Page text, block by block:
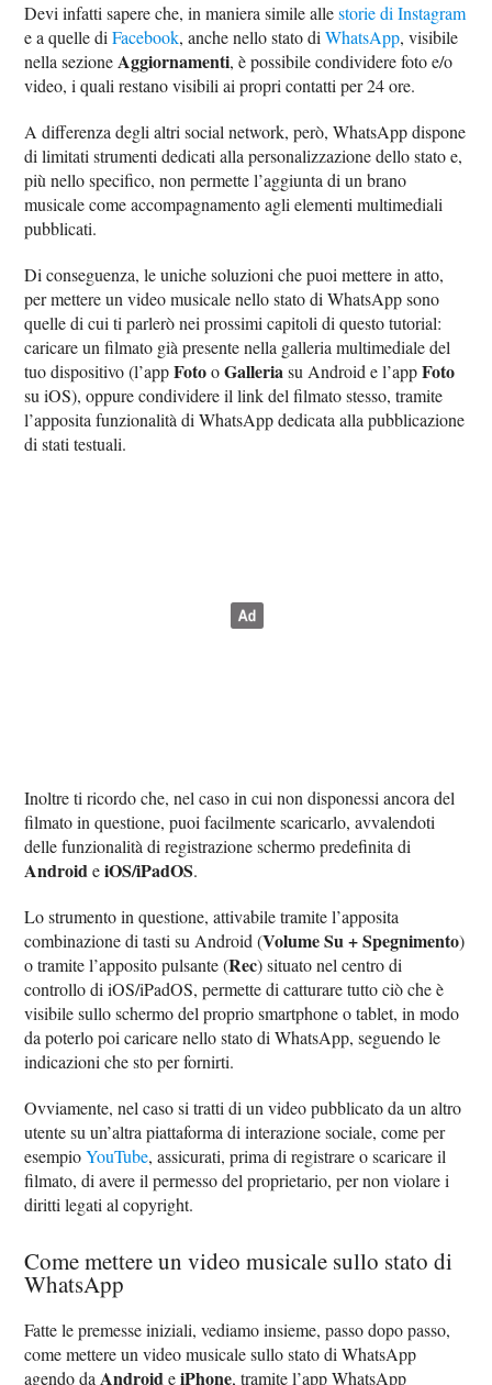
Devi infatti sapere che, in maniera simile allestorie di Instagram
e a quelle diFacebook, anche nello stato diWhatsApp, visibile
nella sezioneAggiornamenti, è possibile condividere foto e/o
video, i quali restano visibili ai propri contatti per 24 ore.
A differenza degli altri social network, però, WhatsApp dispone
di limitati strumenti dedicati alla personalizzazione dello stato e,
più nello specifico, non permette l’aggiunta di un brano
musicale come accompagnamento agli elementi multimediali
pubblicati.
Di conseguenza, le uniche soluzioni che puoi mettere in atto,
per mettere un video musicale nello stato di WhatsApp sono
quelle di cui ti parlerò nei prossimi capitoli di questo tutorial:
caricare un filmato già presente nella galleria multimediale del
tuo dispositivo (l’appFotooGalleriasu Android e l’appFoto
su iOS), oppure condividere il link del filmato stesso, tramite
l’apposita funzionalità di WhatsApp dedicata alla pubblicazione
di stati testuali.
Inoltre ti ricordo che, nel caso in cui non disponessi ancora del
filmato in questione, puoi facilmente scaricarlo, avvalendoti
delle funzionalità di registrazione schermo predefinita di
AndroideiOS/iPadOS.
Lo strumento in questione, attivabile tramite l’apposita
combinazione di tasti su Android (Volume Su + Spegnimento)
o tramite l’apposito pulsante (Rec) situato nel centro di
controllo di iOS/iPadOS, permette di catturare tutto ciò che è
visibile sullo schermo del proprio smartphone o tablet, in modo
da poterlo poi caricare nello stato di WhatsApp, seguendo le
indicazioni che sto per fornirti.
Ovviamente, nel caso si tratti di un video pubblicato da un altro
utente su un’altra piattaforma di interazione sociale, come per
esempioYouTube, assicurati, prima di registrare o scaricare il
filmato, di avere il permesso del proprietario, per non violare i
diritti legati al copyright.
Come mettere un video musicale sullo stato di
WhatsApp
Fatte le premesse iniziali, vediamo insieme, passo dopo passo,
come mettere un video musicale sullo stato di WhatsApp
agendo daAndroideiPhone, tramite l’app WhatsApp